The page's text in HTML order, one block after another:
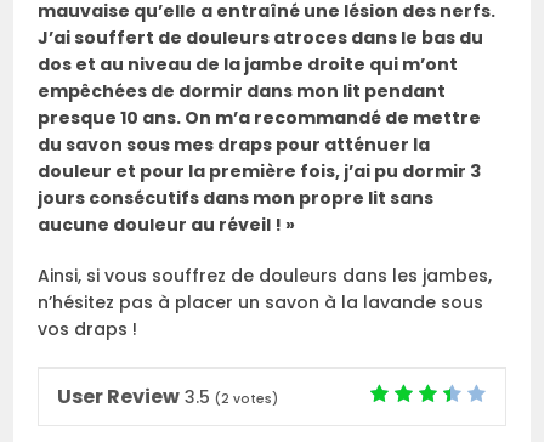
mauvaise qu’elle a entraîné une lésion des nerfs.
J’ai souffert de douleurs atroces dans le bas du
dos et au niveau de la jambe droite qui m’ont
empêchées de dormir dans mon lit pendant
presque 10 ans. On m’a recommandé de mettre
du savon sous mes draps pour atténuer la
douleur et pour la première fois, j’ai pu dormir 3
jours consécutifs dans mon propre lit sans
aucune douleur au réveil ! »
Ainsi, si vous souffrez de douleurs dans les jambes,
n’hésitez pas à placer un savon à la lavande sous
vos draps !
User Review 3.5 (2 votes)